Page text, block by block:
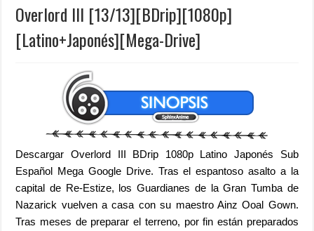
Overlord III [13/13][BDrip][1080p]
[Latino+Japonés][Mega-Drive]
Descargar Overlord III BDrip 1080p Latino Japonés Sub
Español Mega Google Drive. Tras el espantoso asalto a la
capital de Re-Estize, los Guardianes de la Gran Tumba de
Nazarick vuelven a casa con su maestro Ainz Ooal Gown.
Tras meses de preparar el terreno, por fin están preparados